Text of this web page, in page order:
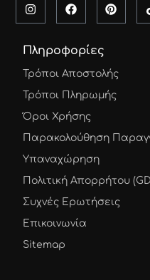
Πληροφορίες
Τρόποι Αποστολής
Τρόποι Πληρωμής
Όροι Χρήσης
Παρακολούθηση
Υπαναχώρηση
Πολιτική Απορρήτου
Συχνές Ερωτήσεις
Επικοινωνία
Sitemap